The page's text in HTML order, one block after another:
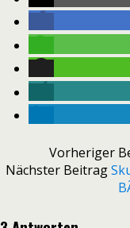
Vorheriger
Nächster Beitrag